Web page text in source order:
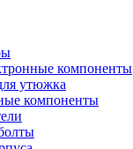
компоненты
утюжка
компоненты